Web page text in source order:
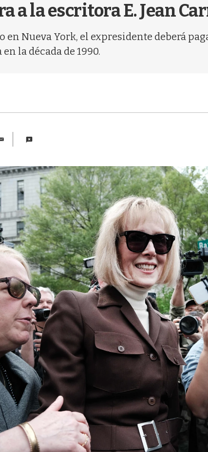
a la escritora E. Jean
en Nueva York, el expresidente deberá
la década de 1990.
E
i
l